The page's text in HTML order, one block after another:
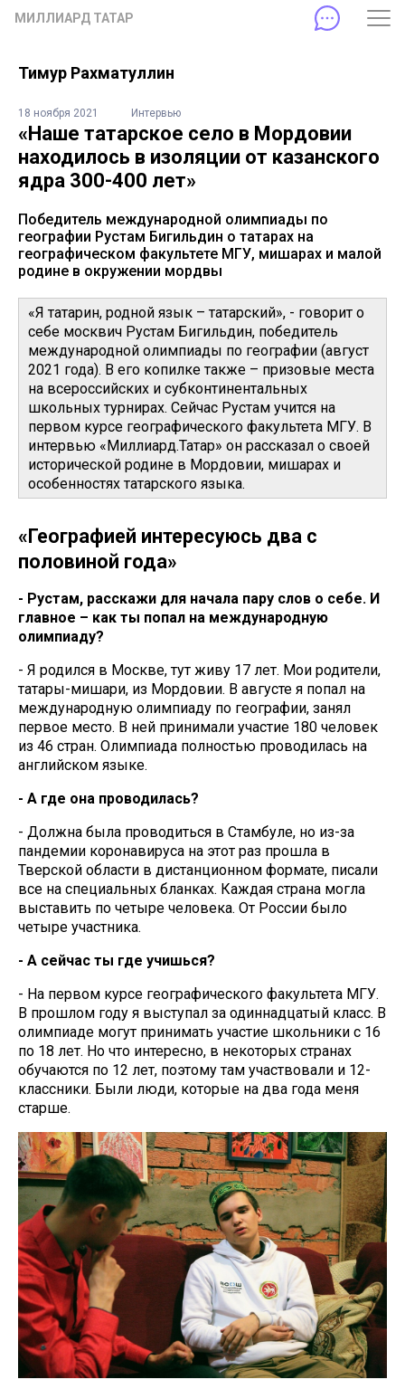
МИЛЛИАРД ТАТАР
Тимур Рахматуллин
18 ноября 2021 Интервью
«Наше татарское село в Мордовии
находилось в изоляции от казанского
ядра 300-400 лет»
Победитель международной олимпиады по
географии Рустам Бигильдин о татарах на
географическом факультете МГУ, мишарах и малой
родине в окружении мордвы
«Я татарин, родной язык – татарский», - говорит о
себе москвич Рустам Бигильдин, победитель
международной олимпиады по географии (август
2021 года). В его копилке также – призовые места
на всероссийских и субконтинентальных
школьных турнирах. Сейчас Рустам учится на
первом курсе географического факультета МГУ. В
интервью «Миллиард.Татар» он рассказал о своей
исторической родине в Мордовии, мишарах и
особенностях татарского языка.
«Географией интересуюсь два с
половиной года»
- Рустам, расскажи для начала пару слов о себе. И
главное – как ты попал на международную
олимпиаду?
- Я родился в Москве, тут живу 17 лет. Мои родители,
татары-мишари, из Мордовии. В августе я попал на
международную олимпиаду по географии, занял
первое место. В ней принимали участие 180 человек
из 46 стран. Олимпиада полностью проводилась на
английском языке.
- А где она проводилась?
- Должна была проводиться в Стамбуле, но из-за
пандемии коронавируса на этот раз прошла в
Тверской области в дистанционном формате, писали
все на специальных бланках. Каждая страна могла
выставить по четыре человека. От России было
четыре участника.
- А сейчас ты где учишься?
- На первом курсе географического факультета МГУ.
В прошлом году я выступал за одиннадцатый класс. В
олимпиаде могут принимать участие школьники с 16
по 18 лет. Но что интересно, в некоторых странах
обучаются по 12 лет, поэтому там участвовали и 12-
классники. Были люди, которые на два года меня
старше.